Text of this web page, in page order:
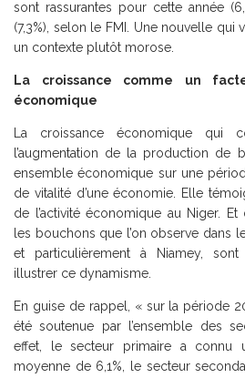
sont rassurantes pour cette année
(7,3%), selon le FMI. Une nouvelle qui
un contexte plutôt morose.
La croissance comme un
économique
La croissance économique qui
l’augmentation de la production de
ensemble économique sur une
de vitalité d’une économie. Elle
de l’activité économique au Niger. Et
les bouchons que l’on observe dans
et particulièrement à Niamey,
illustrer ce dynamisme.
En guise de rappel, « sur la période
été soutenue par l’ensemble des
effet, le secteur primaire a connu
moyenne de 6,1%, le secteur